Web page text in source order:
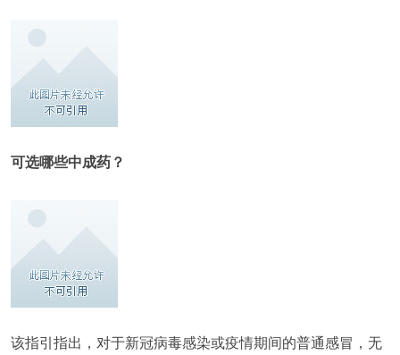
可选哪些中成药？
该指引指出，对于新冠病毒感染或疫情期间的普通感冒，无